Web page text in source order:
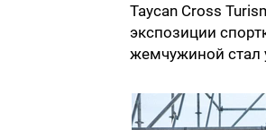
Taycan Cross
экспозиции
жемчужиной стал